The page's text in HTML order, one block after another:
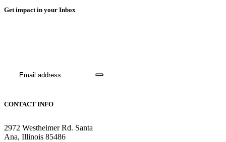
Get impact in your Inbox
CONTACT INFO
2972 Westheimer Rd. Santa
Ana, Illinois 85486